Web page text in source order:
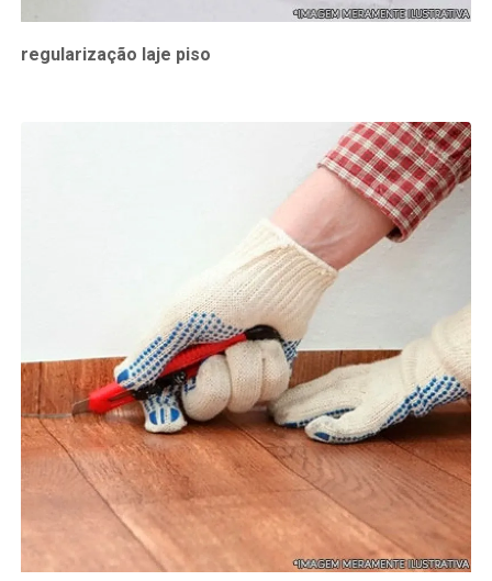
regularização laje piso